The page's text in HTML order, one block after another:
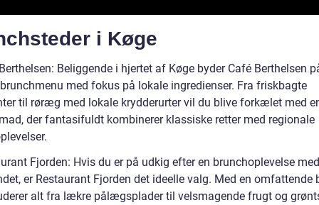
i Køge
Beliggende i hjertet af Køge byder Café Berthelsen
med fokus på lokale ingredienser. Fra friskbagte
til røræg med lokale krydderurter vil du blive forkælet med
der fantasifuldt kombinerer klassiske retter med regionale
Fjorden: Hvis du er på udkig efter en brunchoplevelse
er Restaurant Fjorden det ideelle valg. Med en omfattende
alt fra lækre pålægsplader til velsmagende frugt og